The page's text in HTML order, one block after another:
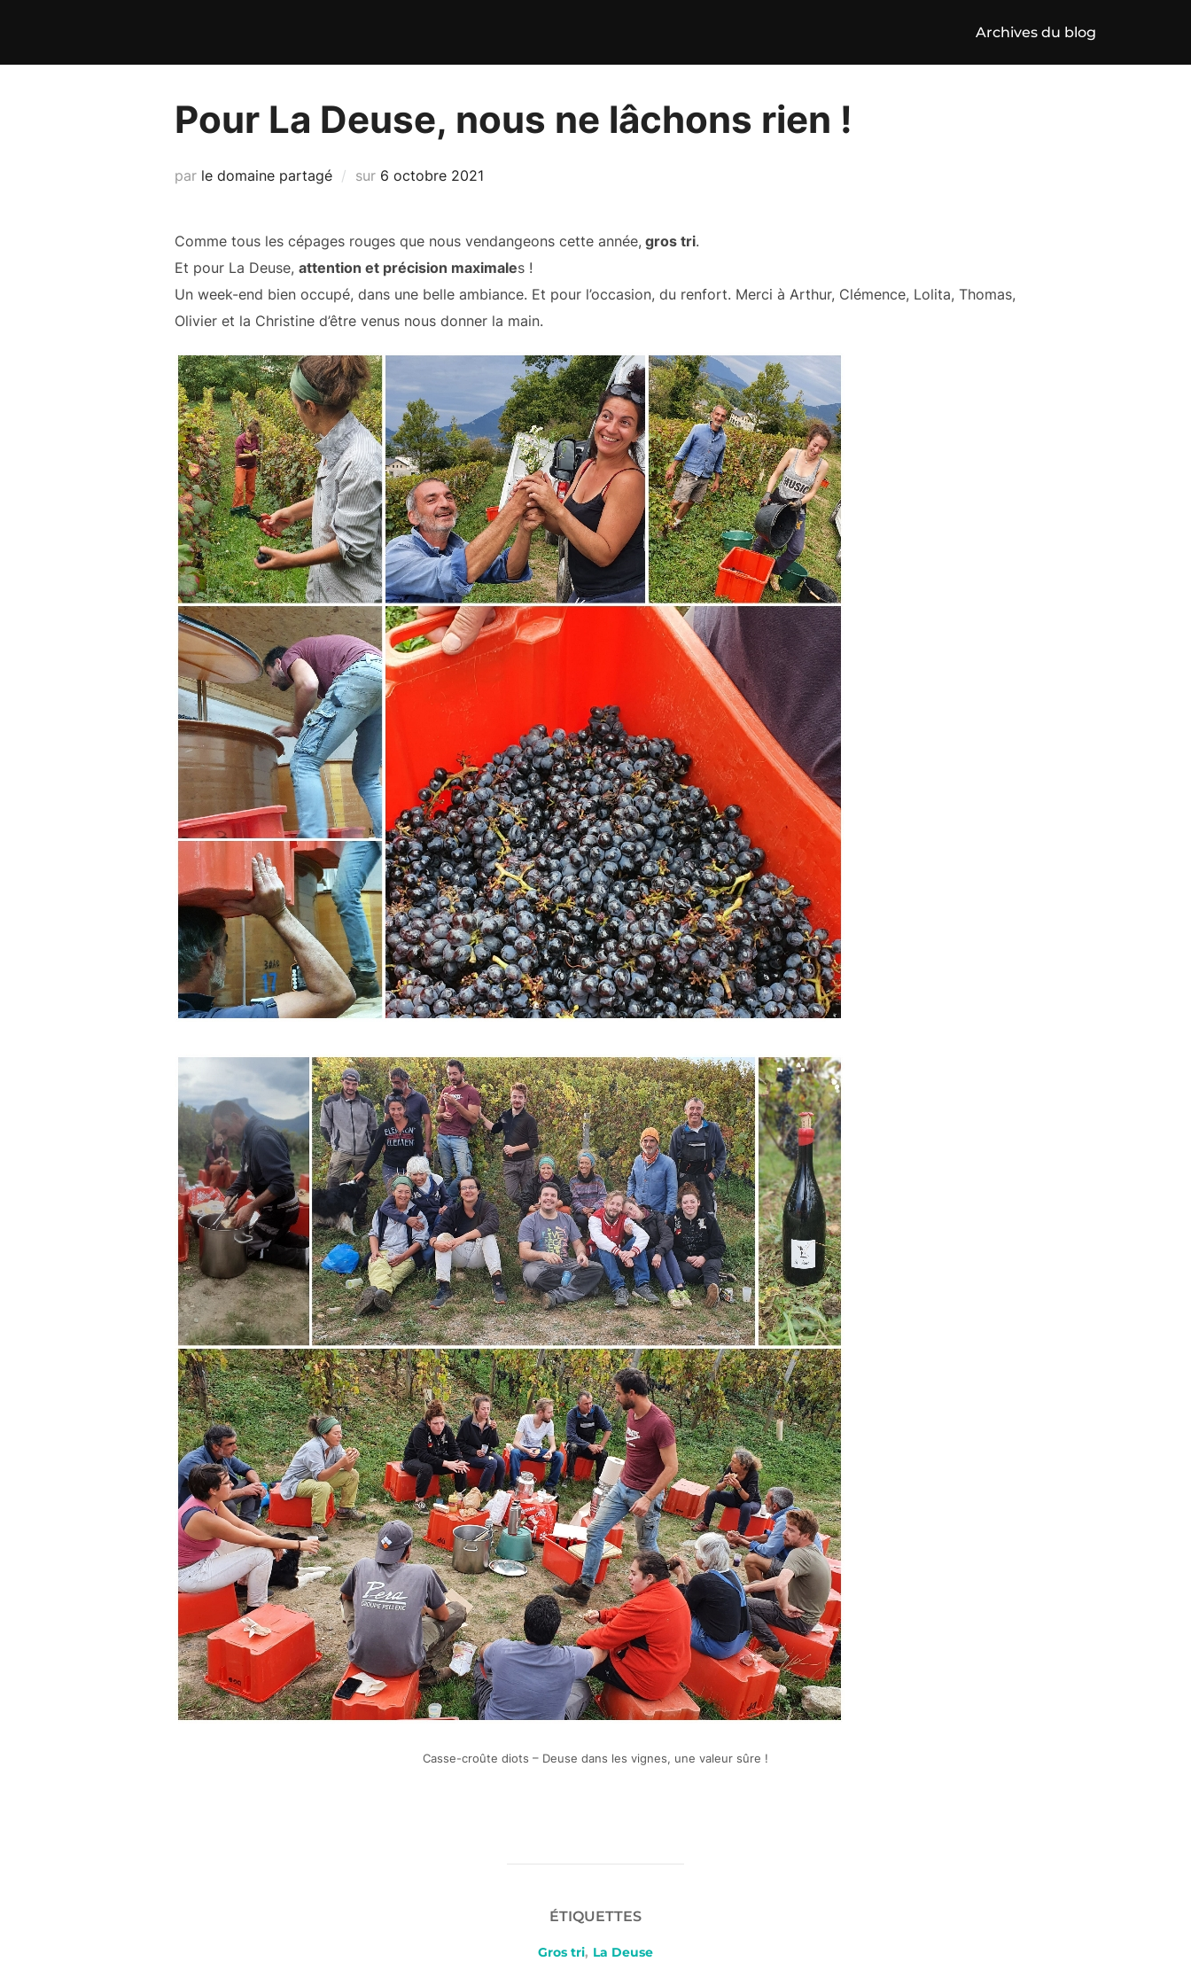
contenu
Archives du blog
Pour La Deuse, nous ne lâchons rien !
par le domaine partagé sur Publié
6 octobre 2021
Comme tous les cépages rouges que nous vendangeons cette année, gros tri.
Et pour La Deuse, attention et précision maximales !
Un week-end bien occupé, dans une belle ambiance. Et pour l’occasion, du renfort. Merci à Arthur, Clémence, Lolita, Thomas,
Olivier et la Christine d’être venus nous donner la main.
Casse-croûte diots – Deuse dans les vignes, une valeur sûre !
ÉTIQUETTES
Gros tri, La Deuse